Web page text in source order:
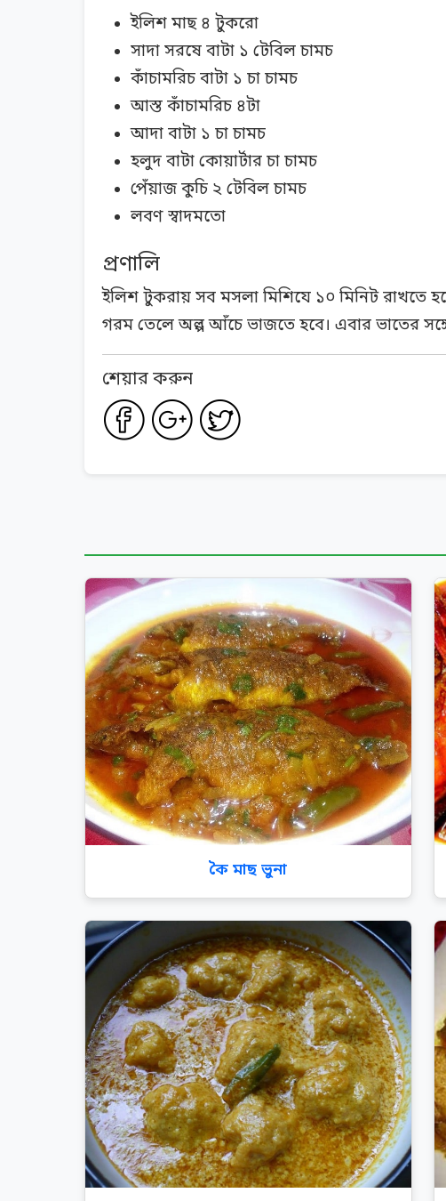
ইলিশ মাছ ৪ টুকরো
সাদা সরষে বাটা ১ টেবিল চামচ
কাঁচামরিচ বাটা ১ চা চামচ
আস্ত কাঁচামরিচ ৪টা
আদা বাটা ১ চা চামচ
হলুদ বাটা কোয়ার্টার চা চামচ
পেঁয়াজ কুচি ২ টেবিল চামচ
লবণ স্বাদমতো
প্রণালি
ইলিশ টুকরায় সব মসলা মিশিযে ১০ মিনিট রাখতে
গরম তেলে অল্প আঁচে ভাজতে হবে। এবার ভাতের
শেয়ার করুন
কৈ মাছ ভুনা